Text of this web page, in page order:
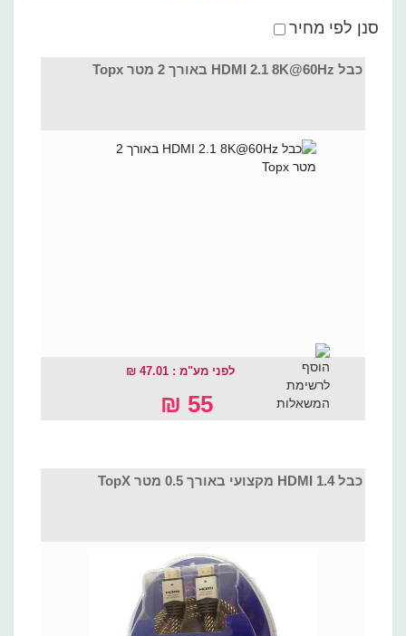
סנן לפי מחיר
כבל HDMI 2.1 8K@60Hz באורך 2 מטר Topx
לפני מע"מ : 47.01 ₪
55 ₪
כבל HDMI 1.4 מקצועי באורך 0.5 מטר TopX